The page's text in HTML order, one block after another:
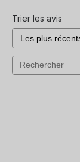
Trier les avis